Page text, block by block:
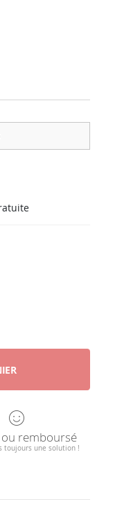
remboursé
toujours une solution !